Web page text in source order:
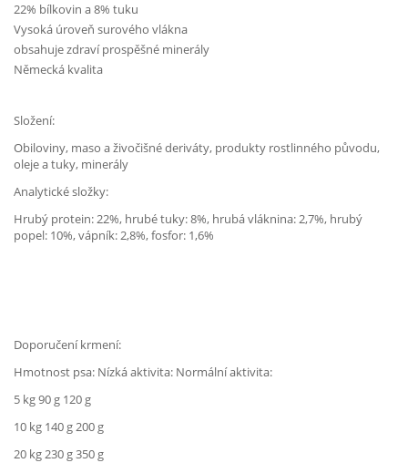
22% bílkovin a 8% tuku
Vysoká úroveň surového vlákna
obsahuje zdraví prospěšné minerály
Německá kvalita
Složení:
Obiloviny, maso a živočišné deriváty, produkty rostlinného původu,
oleje a tuky, minerály
Analytické složky:
Hrubý protein: 22%, hrubé tuky: 8%, hrubá vláknina: 2,7%, hrubý
popel: 10%, vápník: 2,8%, fosfor: 1,6%
Doporučení krmení:
Hmotnost psa: Nízká aktivita: Normální aktivita:
5 kg 90 g 120 g
10 kg 140 g 200 g
20 kg 230 g 350 g